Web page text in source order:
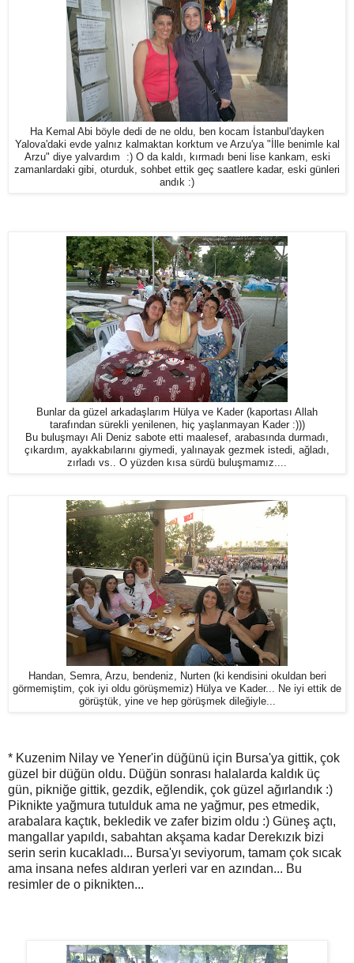
Ha Kemal Abi böyle dedi de ne oldu, ben kocam İstanbul'dayken
Yalova'daki evde yalnız kalmaktan korktum ve Arzu'ya "İlle benimle kal
Arzu" diye yalvardım :) O da kaldı, kırmadı beni lise kankam, eski
zamanlardaki gibi, oturduk, sohbet ettik geç saatlere kadar, eski günleri
andık :)
Bunlar da güzel arkadaşlarım Hülya ve Kader (kaportası Allah
tarafından sürekli yenilenen, hiç yaşlanmayan Kader :)))
Bu buluşmayı Ali Deniz sabote etti maalesef, arabasında durmadı,
çıkardım, ayakkabılarını giymedi, yalınayak gezmek istedi, ağladı,
zırladı vs.. O yüzden kısa sürdü buluşmamız....
Handan, Semra, Arzu, bendeniz, Nurten (ki kendisini okuldan beri
görmemiştim, çok iyi oldu görüşmemiz) Hülya ve Kader... Ne iyi ettik de
görüştük, yine ve hep görüşmek dileğiyle...
* Kuzenim Nilay ve Yener'in düğünü için Bursa'ya gittik, çok
güzel bir düğün oldu . Düğün sonrası halalarda kaldık üç
gün, pikniğe gittik, gezdik, eğlendik, çok güzel ağırlandık :)
Piknikte yağmura tutulduk ama ne yağmur, pes etmedik,
arabalara kaçtık, bekledik ve zafer bizim oldu :) Güneş açtı,
mangallar yapıldı, sabahtan akşama kadar Derekızık bizi
serin serin kucakladı... Bursa'yı seviyorum, tamam çok sıcak
ama insana nefes aldıran yerleri var en azından... Bu
resimler de o piknikten...